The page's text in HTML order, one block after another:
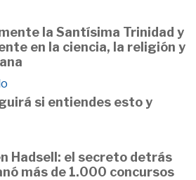
la Santísima Trinidad y
en la ciencia, la religión y
si entiendes esto y
Hadsell: el secreto detrás
más de 1.000 concursos